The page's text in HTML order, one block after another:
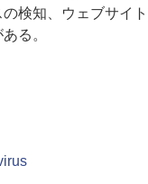
検知、ウェブサイト
る。